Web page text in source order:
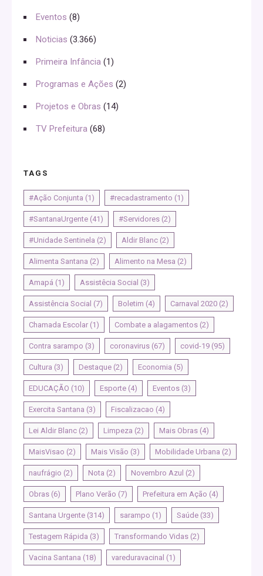
Eventos (8)
Noticias (3.366)
Primeira Infância (1)
Programas e Ações (2)
Projetos e Obras (14)
TV Prefeitura (68)
TAGS
#Ação Conjunta (1) #recadastramento (1)
#SantanaUrgente (41) #Servidores (2)
#Unidade Sentinela (2) Aldir Blanc (2)
Alimenta Santana (2) Alimento na Mesa (2)
Amapá (1) Assistêcia Social (3)
Assistência Social (7) Boletim (4) Carnaval 2020 (2)
Chamada Escolar (1) Combate a alagamentos (2)
Contra sarampo (3) coronavirus (67) covid-19 (95)
Cultura (3) Destaque (2) Economia (5)
EDUCAÇÃO (10) Esporte (4) Eventos (3)
Exercita Santana (3) Fiscalizacao (4)
Lei Aldir Blanc (2) Limpeza (2) Mais Obras (4)
MaisVisao (2) Mais Visão (3) Mobilidade Urbana (2)
naufrágio (2) Nota (2) Novembro Azul (2)
Obras (6) Plano Verão (7) Prefeitura em Ação (4)
Santana Urgente (314) sarampo (1) Saúde (33)
Testagem Rápida (3) Transformando Vidas (2)
Vacina Santana (18) vareduravacinal (1)